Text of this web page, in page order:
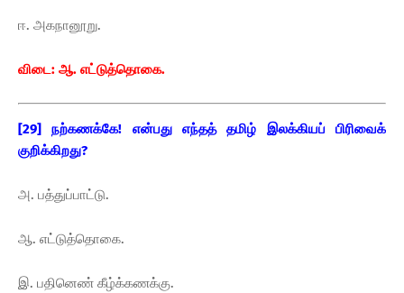
ஈ. அகநானூறு.
விடை: ஆ. எட்டுத்தொகை.
[29] நற்கணக்கே! என்பது எந்தத் தமிழ் இலக்கியப் பிரிவைக்
குறிக்கிறது?
அ. பத்துப்பாட்டு.
ஆ. எட்டுத்தொகை.
இ. பதினெண் கீழ்க்கணக்கு.